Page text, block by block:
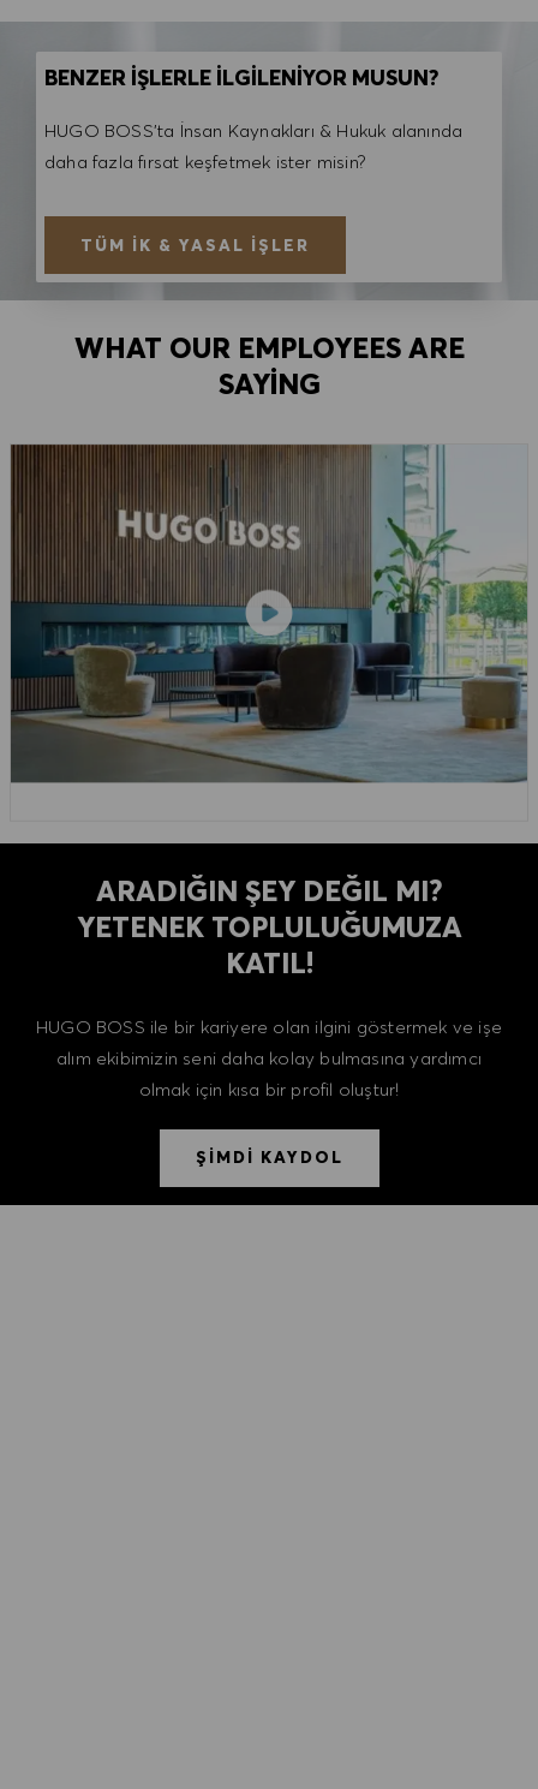
BENZER İŞLERLE İLGİLENİYOR MUSUN?
HUGO BOSS'ta İnsan Kaynakları & Hukuk alanında
daha fazla fırsat keşfetmek ister misin?
TÜM İK & YASAL İŞLER
WHAT OUR EMPLOYEES ARE
SAYING
ARADIĞIN ŞEY DEĞIL MI?
YETENEK TOPLULUĞUMUZA
KATIL!
HUGO BOSS ile bir kariyere olan ilgini göstermek ve işe
alım ekibimizin seni daha kolay bulmasına yardımcı
olmak için kısa bir profil oluştur!
ŞİMDİ KAYDOL